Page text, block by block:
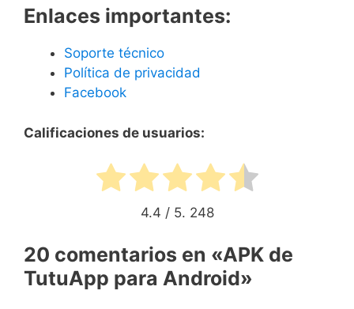
Enlaces importantes:
Soporte técnico
Política de privacidad
Facebook
Calificaciones de usuarios:
4.4 / 5. 248
20 comentarios en «APK de
TutuApp para Android»